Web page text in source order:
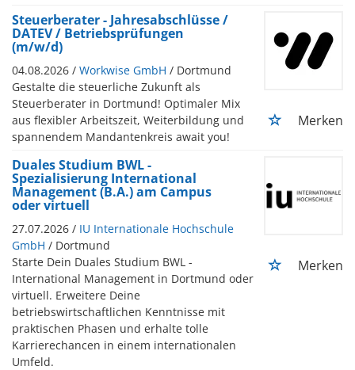
Steuerberater - Jahresabschlüsse /
DATEV / Betriebsprüfungen
(m/w/d)
04.08.2026 / Workwise GmbH / Dortmund
Gestalte die steuerliche Zukunft als
Steuerberater in Dortmund! Optimaler Mix
aus flexibler Arbeitszeit, Weiterbildung und
spannendem Mandantenkreis await you!
Merken
Duales Studium BWL -
Spezialisierung International
Management (B.A.) am Campus
oder virtuell
27.07.2026 / IU Internationale Hochschule
GmbH / Dortmund
Starte Dein Duales Studium BWL -
International Management in Dortmund oder
virtuell. Erweitere Deine
betriebswirtschaftlichen Kenntnisse mit
praktischen Phasen und erhalte tolle
Karrierechancen in einem internationalen
Umfeld.
Merken